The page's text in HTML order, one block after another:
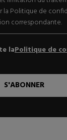
la Politique de
correspondante.
laPolitique de
S'ABONNER